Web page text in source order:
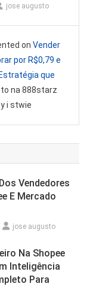
jose augusto
onVender
por R$0,79 e
que
na 888starz
i stwie
Vendedores
E Mercado
jose augusto
Na Shopee
Inteligência
Para